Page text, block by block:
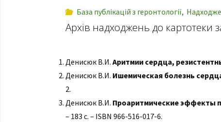
База публікацій з геронтології,
Архів надходжень до картотеки
Денисюк В.И.Аритмии сердца,
Денисюк В.И. Ишемическая болезнь
2.
Денисюк В.И. Проаритмические эффекты
– 183 с. – ISBN 966-516-017-6.